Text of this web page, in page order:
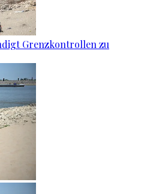
Grenzkontrollen zu